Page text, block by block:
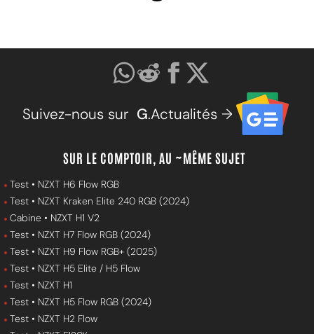
Suivez-nous sur G.Actualités →
SUR LE COMPTOIR, AU ~MÊME SUJET
Test • NZXT H6 Flow RGB
Test • NZXT Kraken Elite 240 RGB (2024)
Cabine • NZXT H1 V2
Test • NZXT H7 Flow RGB (2024)
Test • NZXT H9 Flow RGB+ (2025)
Test • NZXT H5 Elite / H5 Flow
Test • NZXT H1
Test • NZXT H5 Flow RGB (2024)
Test • NZXT H2 Flow